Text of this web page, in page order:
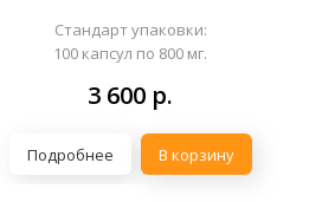
Стандарт упаковки:
100 капсул по 800 мг.
3 600 р.
Подробнее В корзину